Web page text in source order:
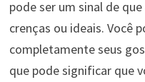
pode ser um sinal de
crenças ou ideais. Você
completamente seus
que pode significar que